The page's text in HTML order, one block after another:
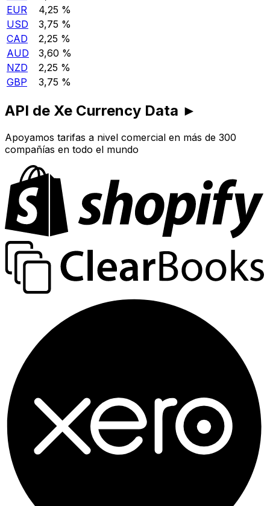
EUR
4,25 %
USD
3,75 %
CAD
2,25 %
AUD
3,60 %
NZD
2,25 %
GBP
3,75 %
API de Xe Currency Data ►
Apoyamos tarifas a nivel comercial en más de 300
compañías en todo el mundo